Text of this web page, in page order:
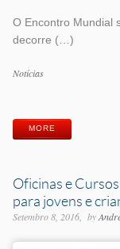
O Encontro Mundial
decorre (…)
Categorias
Notícias
MORE
Oficinas e
para jovens e
Setembro 8, 2016 by